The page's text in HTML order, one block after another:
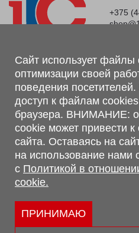
+375
Магазин, склад
г. Минск, Минский р-н, п.
223062
г. Брест, ул. Лейтенанта
Обращаем Ваше внимание, что
информация, касающаяся
характеристик, цветовых
сервисного обслуживания
не является публичной
Гражданского кодекса
Политика обработки
Политикой в отношении
Сайт использует файлы
оптимизации своей
поведения
доступ к файлам
браузера. ВНИМАНИЕ:
cookie может привести
сайта. Оставаясь на
на использование нами
с Политикой в
cookie.
ПРИНИМАЮ